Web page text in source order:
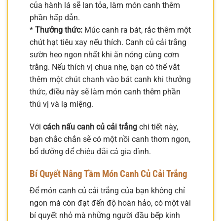
của hành lá sẽ lan tỏa, làm món canh thêm
phần hấp dẫn.
* Thưởng thức: Múc canh ra bát, rắc thêm một
chút hạt tiêu xay nếu thích. Canh củ cải trắng
sườn heo ngon nhất khi ăn nóng cùng cơm
trắng. Nếu thích vị chua nhẹ, bạn có thể vắt
thêm một chút chanh vào bát canh khi thưởng
thức, điều này sẽ làm món canh thêm phần
thú vị và lạ miệng.
Với cách nấu canh củ cải trắng chi tiết này,
bạn chắc chắn sẽ có một nồi canh thơm ngon,
bổ dưỡng để chiêu đãi cả gia đình.
Bí Quyết Nâng Tầm Món Canh Củ Cải Trắng
Để món canh củ cải trắng của bạn không chỉ
ngon mà còn đạt đến độ hoàn hảo, có một vài
bí quyết nhỏ mà những người đầu bếp kinh